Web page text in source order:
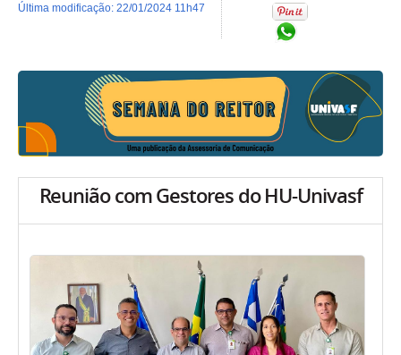
última modificação: 22/01/2024 11h47
Reunião com Gestores do HU-Univasf